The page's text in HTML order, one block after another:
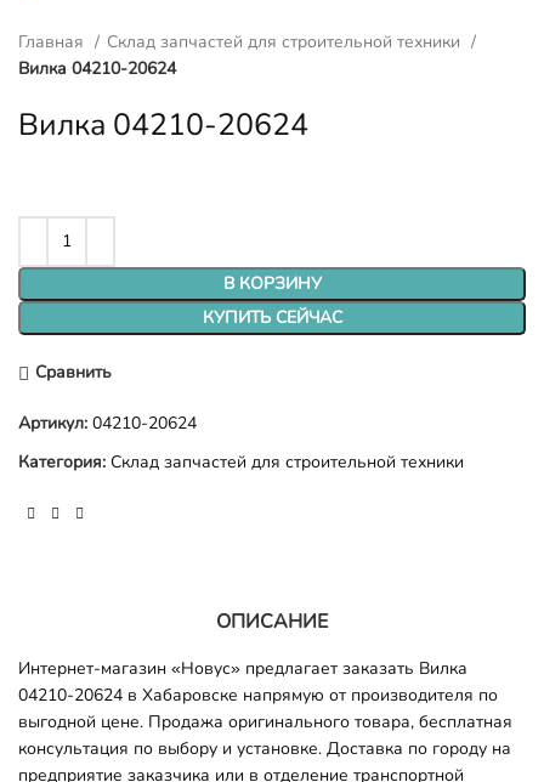
Главная
Склад запчастей для строительной техники
Вилка 04210-20624
Вилка 04210-20624
В КОРЗИНУ
КУПИТЬ СЕЙЧАС
Сравнить
Артикул: 04210-20624
Категория: Склад запчастей для строительной техники
ОПИСАНИЕ
Интернет-магазин «Новус» предлагает заказать Вилка
04210-20624 в Хабаровске напрямую от производителя по
выгодной цене. Продажа оригинального товара, бесплатная
консультация по выбору и установке. Доставка по городу на
предприятие заказчика или в отделение транспортной